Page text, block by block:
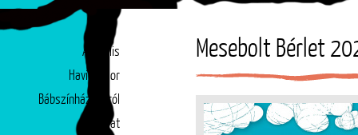
Aktuális
Havi műsor
Bábszínházunkról
Társulat
Mesebolt Bérlet